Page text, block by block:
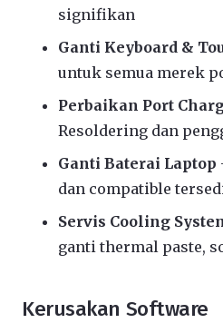
signifikan
Ganti Keyboard &
untuk semua merek
Perbaikan Port
Resoldering dan
Ganti Baterai Laptop
dan compatible
Servis Cooling
ganti thermal paste,
Kerusakan Software